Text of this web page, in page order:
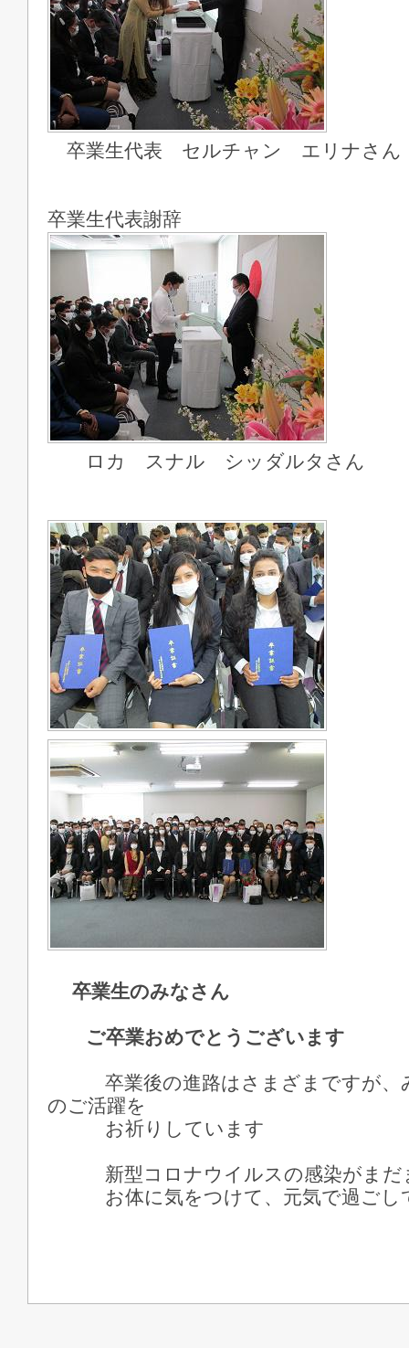
卒業生代表 セルチャン エリナさん
卒業生代表謝辞
ロカ スナル シッダルタさん
卒業生のみなさん
ご卒業おめでとうございます
卒業後の進路はさまざまですが、
のご活躍を
お祈りしています
新型コロナウイルスの感染がまだ
お体に気をつけて、元気で過ごし